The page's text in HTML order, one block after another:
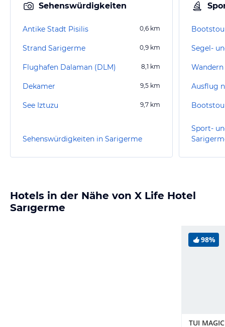
Sehenswürdigkeiten
Antike Stadt Pisilis 0,6 km
Strand Sarigerme 0,9 km
Flughafen Dalaman (DLM) 8,1 km
Dekamer 9,5 km
See Iztuzu 9,7 km
Sehenswürdigkeiten in Sarigerme
Ausflug
Sport-
Hotels in der Nähe von X Life Hotel
Sarıgerme
98%